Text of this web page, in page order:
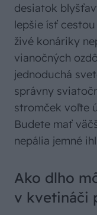
desiatok
lepšie ísť cestou
živé konáriky
vianočných
jednoduchá
správny
stromček voľte
Budete mať
nepália jemné
Ako dlho
v kvetináči